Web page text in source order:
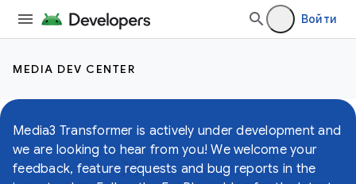
Войти
MEDIA DEV CENTER
Media3 Transformer is actively under development and
we are looking to hear from you! We welcome your
feedback, feature requests and bug reports in the